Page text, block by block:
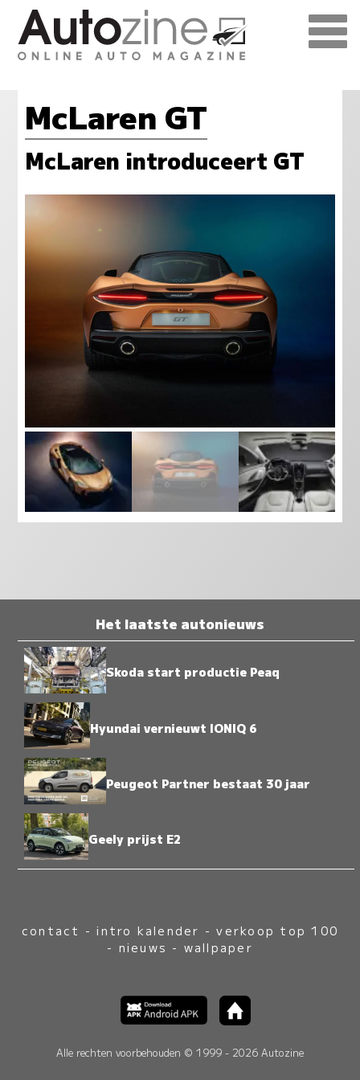
McLaren GT
McLaren introduceert GT
Het laatste autonieuws
Skoda start productie Peaq
Hyundai vernieuwt IONIQ 6
Peugeot Partner bestaat 30 jaar
Geely prijst E2
contact -intro kalender -verkoop top 100
- nieuws - wallpaper
Alle rechten voorbehouden © 1999 - 2026 Autozine